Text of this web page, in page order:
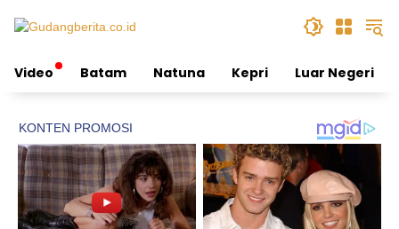
Video Batam Natuna Kepri Luar Negeri